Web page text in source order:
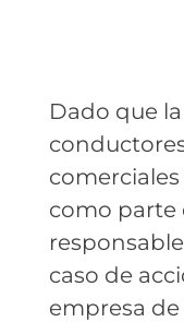
Dado que
como parte
caso de
empresa